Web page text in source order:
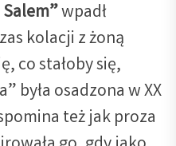
Salem”wpadł
kolacji z żoną
co stałoby się,
była osadzona w XX
też jak proza